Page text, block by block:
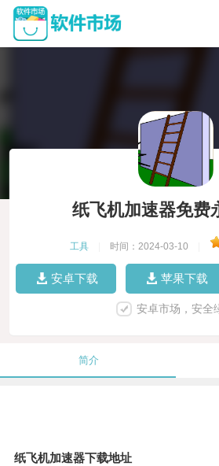
纸飞机加速器免费
工具 时间：2024-03-10
安卓下载 苹果下载
安卓市场，安全
简介
纸飞机加速器下载地址